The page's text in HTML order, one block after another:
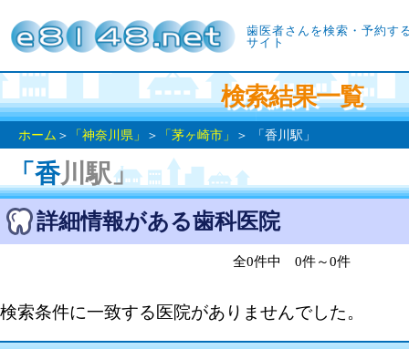
歯医者さんを検索・予約す
サイト
検索結果一覧
ホーム ＞ 「神奈川県」 ＞ 「茅ヶ崎市」 ＞ 「香川駅」
「香川駅」
詳細情報がある歯科医院
全0件中 0件～0件
検索条件に一致する医院がありませんでした。